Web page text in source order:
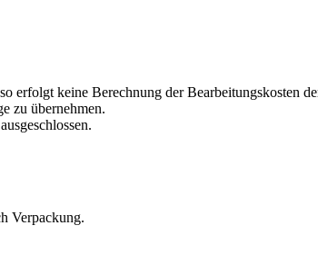
erfolgt keine Berechnung der Bearbeitungskosten
zu übernehmen.
Verpackung.